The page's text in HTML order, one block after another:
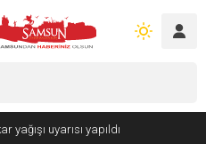
yağışı uyarısı yapıldı